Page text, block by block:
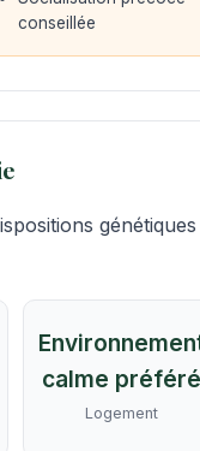
conseillée
calme préféré
Logement